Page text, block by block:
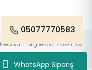
WhatsApp Sipariş
05077770583
kartı bilgileriniz 256Bit SSL